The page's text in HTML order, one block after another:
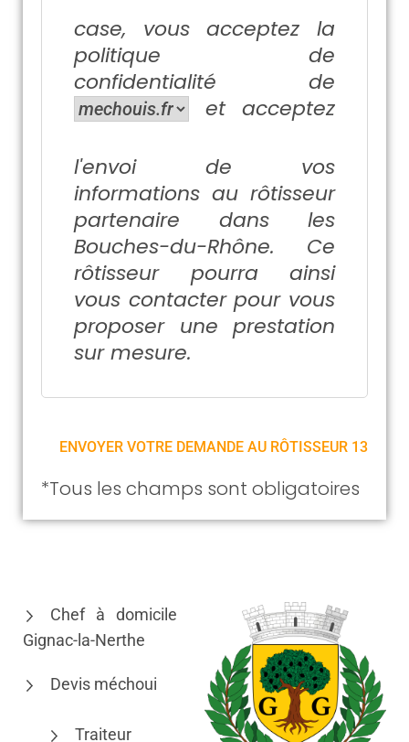
case, vous acceptez la
politique de
confidentialité de
et acceptez
l'envoi de vos
informations au rôtisseur
partenaire dans les
Bouches-du-Rhône. Ce
rôtisseur pourra ainsi
vous contacter pour vous
proposer une prestation
sur mesure.
*Tous les champs sont obligatoires
Chef à domicile
Gignac-la-Nerthe
Devis méchoui
Traiteur